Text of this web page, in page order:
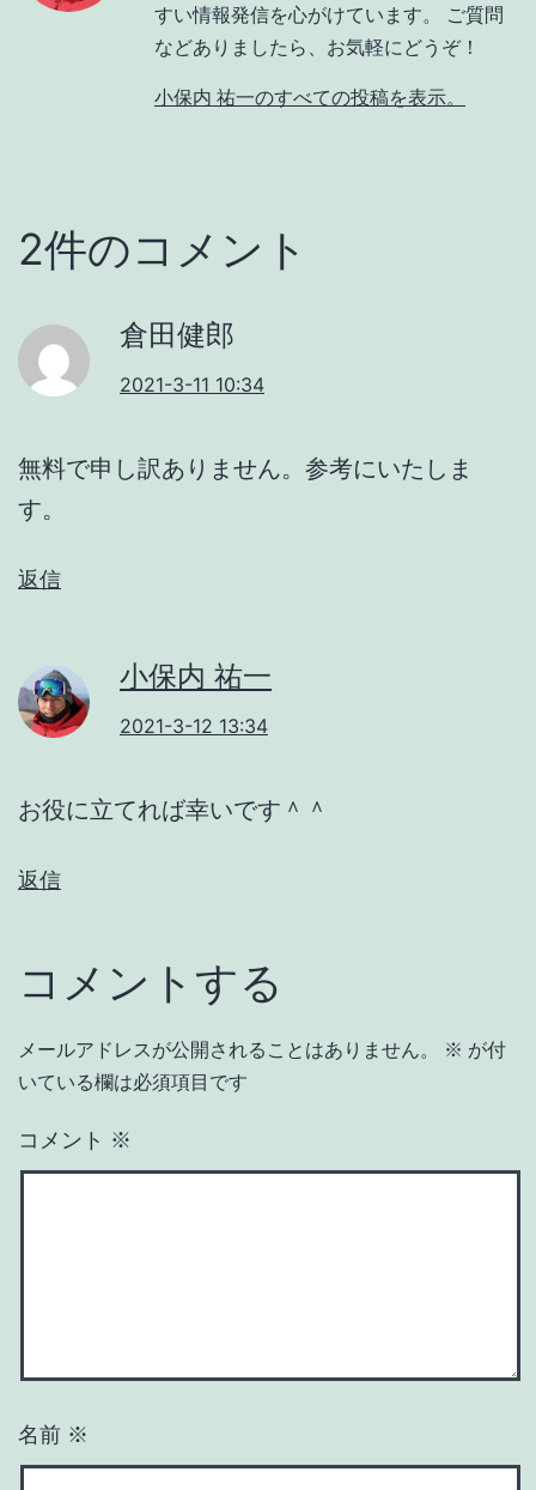
すい情報発信を心がけています。 ご質問
などありましたら、お気軽にどうぞ！
小保内 祐一のすべての投稿を表示。
2件のコメント
倉田健郎
2021-3-11 10:34
無料で申し訳ありません。参考にいたしま
す。
返信
小保内 祐一
2021-3-12 13:34
お役に立てれば幸いです＾＾
返信
コメントする
メールアドレスが公開されることはありません。 ※ が付
いている欄は必須項目です
コメント ※
名前 ※